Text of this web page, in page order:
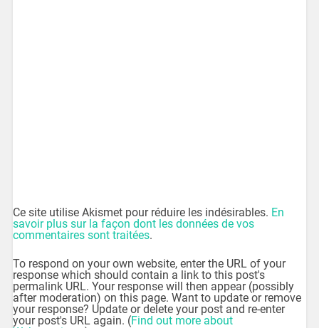
Ce site utilise Akismet pour réduire les indésirables. En
savoir plus sur la façon dont les données de vos
commentaires sont traitées.
To respond on your own website, enter the URL of your
response which should contain a link to this post's
permalink URL. Your response will then appear (possibly
after moderation) on this page. Want to update or remove
your response? Update or delete your post and re-enter
your post's URL again. (Find out more about